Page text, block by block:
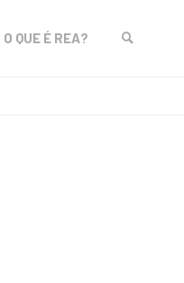
O QUE É REA?